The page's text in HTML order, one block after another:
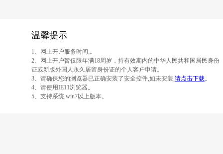
温馨提示
1、网上开户服务时间:。
2、网上开户暂仅限年满18周岁，持有效期内的中华人民共和国居民身份
证或新版外国人永久居留身份证的个人客户申请。
3、请确保您的浏览器已正确安装了安全控件,如未安装,请点击下载。
4、请使用IE11浏览器。
5、支持系统,win7以上版本。